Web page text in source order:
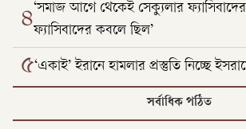
৪‘সমাজ আগে থেকেই সেক্যুলার ফ্যাসিবাদের
ফ্যাসিবাদের কবলে ছিল’
৫‘একাই’ ইরানে হামলার প্রস্তুতি নিচ্ছে
সর্বাধিক পঠিত